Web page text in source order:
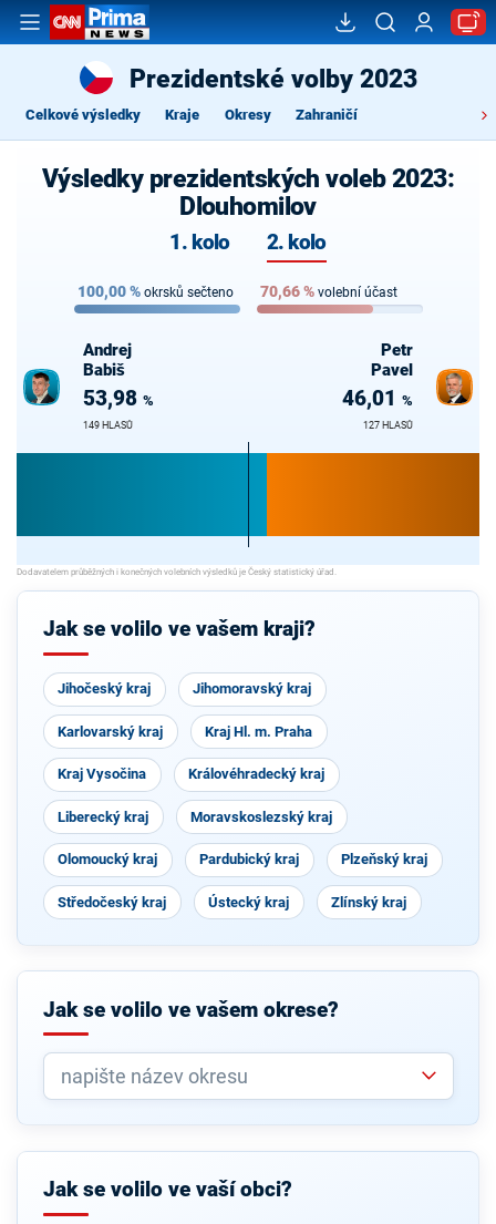
Prezidentské volby 2023
Celkové výsledky Kraje Okresy Zahraničí
Výsledky prezidentských voleb 2023:
Dlouhomilov
1. kolo 2. kolo
100,00% okrsků sečteno 70,66% volební účast
Andrej
Babiš
53,98 %
149 HLASŮ
Petr
Pavel
46,01 %
127 HLASŮ
Jak se volilo ve vašem kraji?
Jihočeský kraj Jihomoravský kraj
Karlovarský kraj Kraj Hl. m. Praha
Kraj Vysočina Královéhradecký kraj
Liberecký kraj Moravskoslezský kraj
Olomoucký kraj Pardubický kraj Plzeňský kraj
Středočeský kraj Ústecký kraj Zlínský kraj
Jak se volilo ve vašem okrese?
Jak se volilo ve vaší obci?